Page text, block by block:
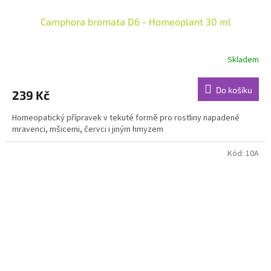
Camphora bromata D6 - Homeoplant 30 ml
Skladem
239 Kč Do košíku
Homeopatický přípravek v tekuté formě pro rostliny napadené
mravenci, mšicemi, červci i jiným hmyzem
Kód: 10A